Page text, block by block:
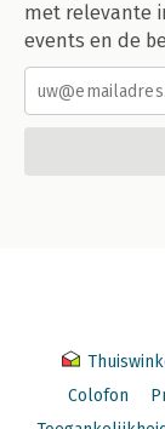
met relevante
events en de
Colofon